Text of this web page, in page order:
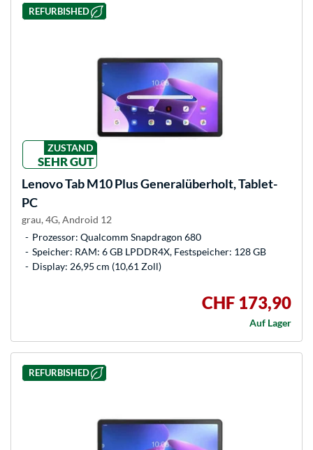
REFURBISHED
ZUSTAND
SEHR GUT
LenovoTab M10 Plus Generalüberholt, Tablet-
PC
grau, 4G, Android 12
Prozessor: Qualcomm Snapdragon 680
Speicher: RAM: 6 GB LPDDR4X, Festspeicher: 128 GB
Display: 26,95 cm (10,61 Zoll)
CHF 173,90
Auf Lager
REFURBISHED